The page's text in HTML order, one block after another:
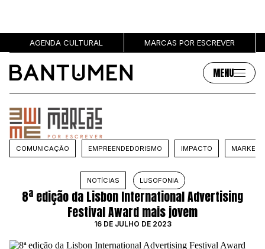
AGENDA CULTURAL MARCAS POR ESCREVER
MENU
Artigos
MÚSICA
SOCIEDADE
ENTREVISTAS
PUBLICIDADE
MARCAS
COMUNICAÇÃO EMPREENDEDORISMO IMPACTO
NOTÍCIAS LUSOFONIA
8ª edição da Lisbon International Advertising
Festival Award mais jovem
16 DE JULHO DE 2023